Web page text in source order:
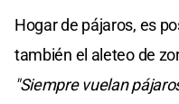
Hogar de pájaros, es
también el aleteo de
"Siempre vuelan